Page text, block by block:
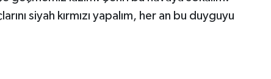
siyah kırmızı yapalım, her an bu duyguyu